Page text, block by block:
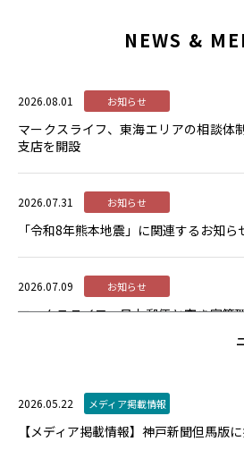
NEWS &
2026.08.01 お知らせ
マークスライフ、東海エリアの相談体
支店を開設
2026.07.31 お知らせ
「令和8年熊本地震」に関連するお知ら
2026.07.09 お知らせ
マークスライフ、日本郵便と空き家管
行実施に係る基本契約を締結～地域ネ
2026.07.01 お知らせ
マークスライフ、実家の相談窓口「じ
2026.05.22 メディア掲載情報
【メディア掲載情報】神戸新聞但馬版